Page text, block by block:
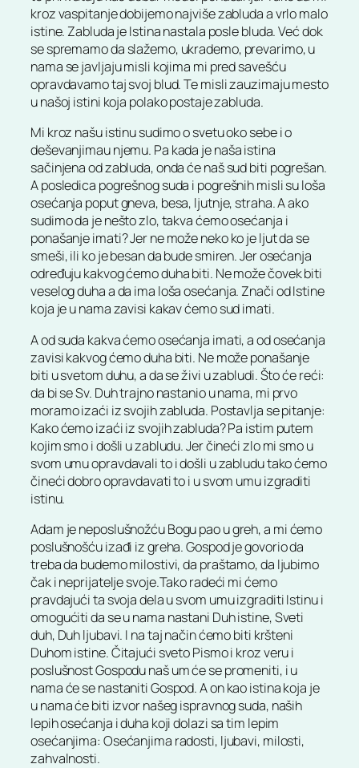
kroz vaspitanje dobijemo najviše zabluda a vrlo malo
istine. Zabluda je Istina nastala posle bluda. Već dok
se spremamo da slažemo, ukrademo, prevarimo, u
nama se javljaju misli kojima mi pred savešću
opravdavamo taj svoj blud. Te misli zauzimaju mesto
u našoj istini koja polako postaje zabluda.
Mi kroz našu istinu sudimo o svetu oko sebe i o
deševanjimau njemu. Pa kada je naša istina
sačinjena od zabluda, onda će naš sud biti pogrešan.
A posledica pogrešnog suda i pogrešnih misli su loša
osećanja poput gneva, besa, ljutnje, straha. A ako
sudimo da je nešto zlo, takva ćemo osećanja i
ponašanje imati? Jer ne može neko ko je ljut da se
smeši, ili ko je besan da bude smiren. Jer osećanja
određuju kakvog ćemo duha biti. Ne može čovek biti
veselog duha a da ima loša osećanja. Znači od Istine
koja je u nama zavisi kakav ćemo sud imati.
A od suda kakva ćemo osećanja imati, a od osećanja
zavisi kakvog ćemo duha biti. Ne može ponašanje
biti u svetom duhu, a da se živi u zabludi. Što će reći:
da bi se Sv. Duh trajno nastanio u nama, mi prvo
moramo izaći iz svojih zabluda. Postavlja se pitanje:
Kako ćemo izaći iz svojih zabluda? Pa istim putem
kojim smo i došli u zabludu. Jer čineći zlo mi smo u
svom umu opravdavali to i došli u zabludu tako ćemo
čineći dobro opravdavati to i u svom umu izgraditi
istinu.
Adam je neposlušnožću Bogu pao u greh, a mi ćemo
poslušnošću izađi iz greha. Gospod je govorio da
treba da budemo milostivi, da praštamo, da ljubimo
čak i neprijatelje svoje.Tako radeći mi ćemo
pravdajući ta svoja dela u svom umu izgraditi Istinu i
omogućiti da se u nama nastani Duh istine, Sveti
duh, Duh ljubavi. I na taj način ćemo biti kršteni
Duhom istine. Čitajući sveto Pismo i kroz veru i
poslušnost Gospodu naš um će se promeniti, i u
nama će se nastaniti Gospod. A on kao istina koja je
u nama će biti izvor našeg ispravnog suda, naših
lepih osećanja i duha koji dolazi sa tim lepim
osećanjima: Osećanjima radosti, ljubavi, milosti,
zahvalnosti.